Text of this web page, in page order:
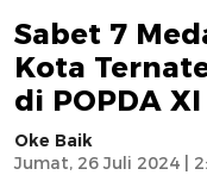
Sabet 7
Kota
di POPDA XI
Oke Baik
Jumat, 26 Juli 2024 |